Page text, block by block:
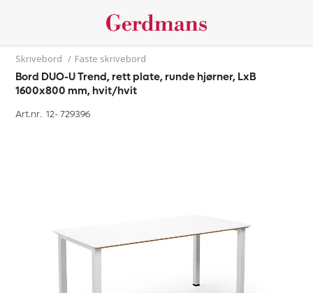
Skrivebord / Faste skrivebord
Bord DUO-U Trend, rett plate, runde hjørner, LxB
1600x800 mm, hvit/hvit
Art.nr. 12-729396